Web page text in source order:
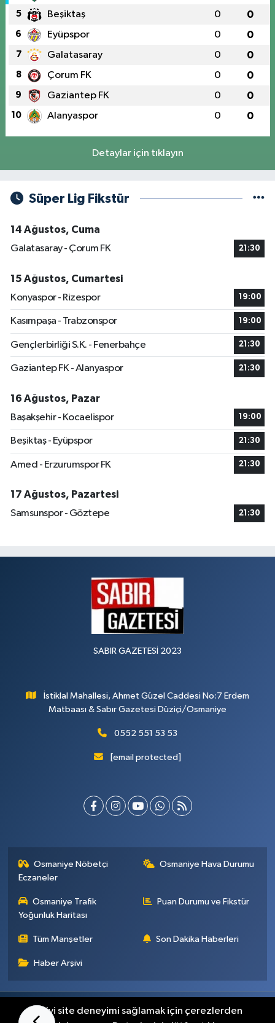
5 Beşiktaş 0 0
6 Eyüpspor 0 0
7 Galatasaray 0 0
8 Çorum FK 0 0
9 Gaziantep FK 0 0
10 Alanyaspor 0 0
Detaylar için tıklayın
Süper Lig Fikstür
14 Ağustos, Cuma
Galatasaray - Çorum FK
21:30
15 Ağustos, Cumartesi
Konyaspor - Rizespor
19:00
Kasımpaşa - Trabzonspor 19:00
Gençlerbirliği S.K. - Fenerbahçe 21:30
Gaziantep FK - Alanyaspor 21:30
16 Ağustos, Pazar
Başakşehir - Kocaelispor
19:00
Beşiktaş - Eyüpspor 21:30
Amed - Erzurumspor FK 21:30
17 Ağustos, Pazartesi
Samsunspor - Göztepe
21:30
SABIR GAZETESİ 2023
İstiklal Mahallesi, Ahmet Güzel Caddesi No:7 Erdem
Matbaası & Sabır Gazetesi Düziçi/Osmaniye
0552 551 53 53
[email protected]
Osmaniye Nöbetçi
Eczaneler
Osmaniye Hava Durumu
Osmaniye Trafik
Yoğunluk Haritası
Puan Durumu ve Fikstür
Tüm Manşetler Son Dakika Haberleri
Haber Arşivi
Künye İletişim Gizlilik Sözleşmesi
En iyi site deneyimi sağlamak için çerezlerden